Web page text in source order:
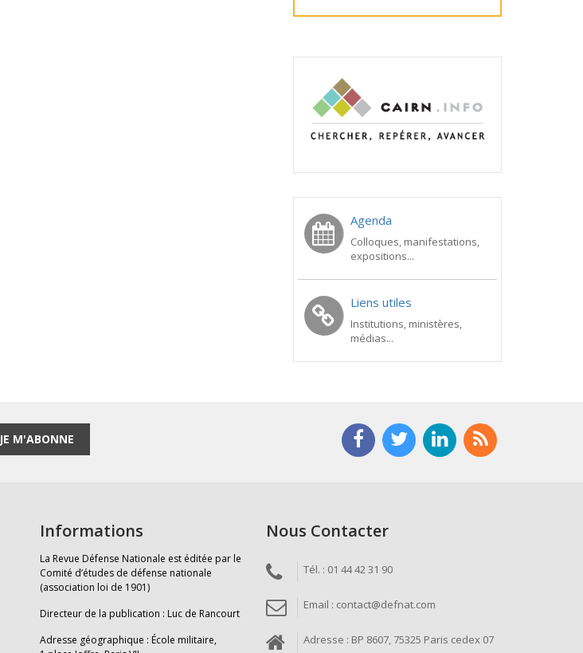
Agenda
Colloques, manifestations,
expositions...
Liens utiles
Institutions, ministères,
médias...
JE M'ABONNE
Informations
La Revue Défense Nationale est éditée par le
Comité d’études de défense nationale
(association loi de 1901)
Directeur de la publication : Luc de Rancourt
Adresse géographique : École militaire,
Nous Contacter
Tél. : 01 44 42 31 90
Email : contact@defnat.com
Adresse : BP 8607, 75325 Paris cedex 07